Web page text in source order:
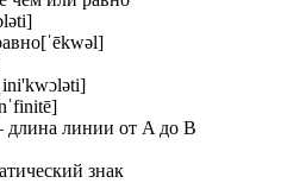
[ˈēkwəl]
линии от A до B
знак